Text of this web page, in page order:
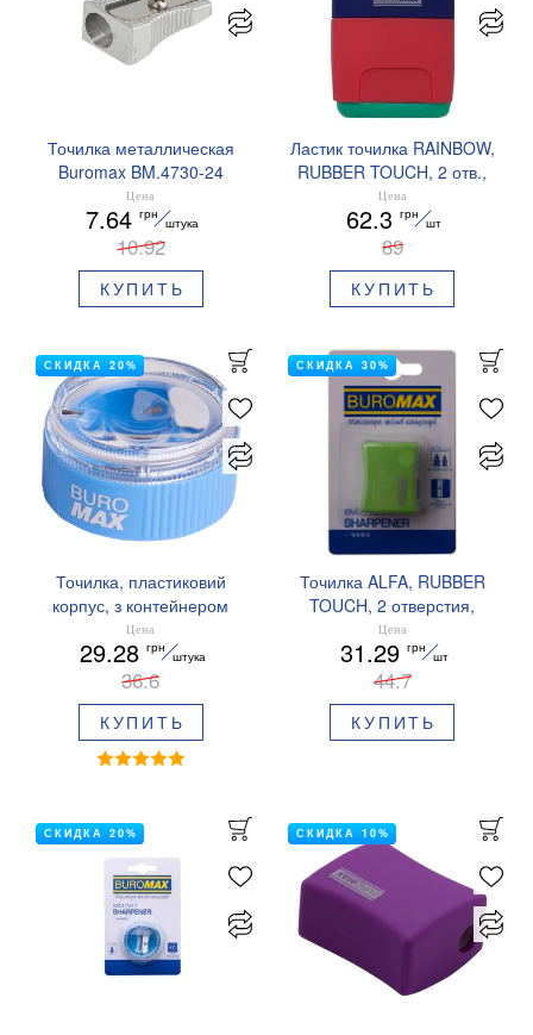
Точилка металлическая
Buromax BM.4730-24
Цена
7.64 грн
штука
10.92
КУПИТЬ
Ластик точилка RAINBOW,
RUBBER TOUCH, 2 отв.,
контейнер, пластиковый
корпус, 1 шт. в блистере
BUROMAX BM.4771-1
Цена
62.3 грн
шт
89
КУПИТЬ
Точилка, пластиковий
корпус, з контейнером
BUROMAX BM.4756
Цена
29.28 грн
штука
36.6
КУПИТЬ
СКИДКА 20%
Точилка ALFA, RUBBER
TOUCH, 2 отверстия,
пластиковый корпус,
контейнер, 1 штука
(блистер), BUROMAX
BM.4778-1
Цена
31.29 грн
шт
44.7
КУПИТЬ
СКИДКА 30%
СКИДКА 20% СКИДКА 10%